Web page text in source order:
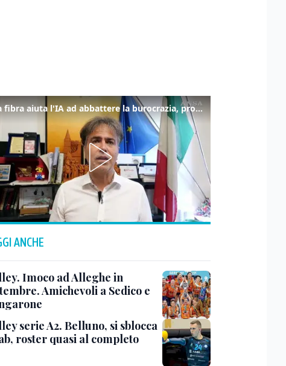
La fibra aiuta l'IA ad abbattere la burocrazia, progetto pilota in Veneto
ANCHE
Imoco ad Alleghe in
Amichevoli a Sedico e
serie A2. Belluno, si sblocca
roster quasi al completo